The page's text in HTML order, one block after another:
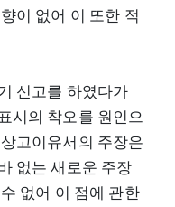
이 없어 이 또한 적
신고를 하였다가
시의 착오를 원인으
고이유서의 주장은
없는 새로운 주장
없어 이 점에 관한